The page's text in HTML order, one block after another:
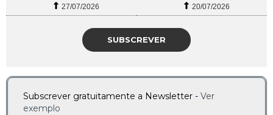
27/07/2026 20/07/2026
SUBSCREVER
Subscrever gratuitamente a Newsletter - Ver
exemplo